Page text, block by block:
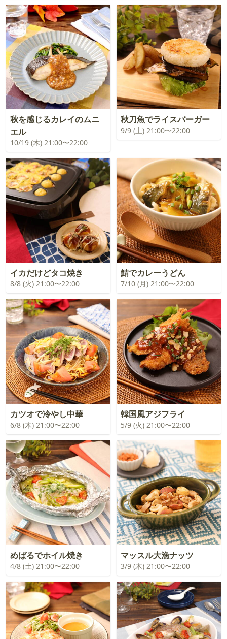
秋を感じるカレイのムニ
エル
10/19 (木) 21:00〜22:00
秋刀魚でライスバーガー
9/9 (土) 21:00〜22:00
イカだけどタコ焼き
8/8 (火) 21:00〜22:00
鯖でカレーうどん
7/10 (月) 21:00〜22:00
カツオで冷やし中華
6/8 (木) 21:00〜22:00
韓国風アジフライ
5/9 (火) 21:00〜22:00
めばるでホイル焼き
4/8 (土) 21:00〜22:00
マッスル大漁ナッツ
3/9 (木) 21:00〜22:00